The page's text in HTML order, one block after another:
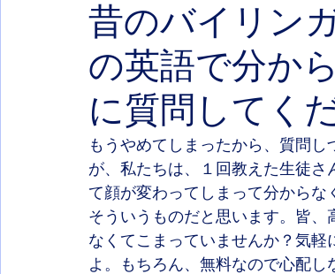
昔のバイリン
の英語で分か
に質問してく
もうやめてしまったから、質問
が、私たちは、１回教えた生徒
て顔が変わってしまって分から
そういうものだと思います。皆
なくてこまっていませんか？気
よ。もちろん、無料なので心配し